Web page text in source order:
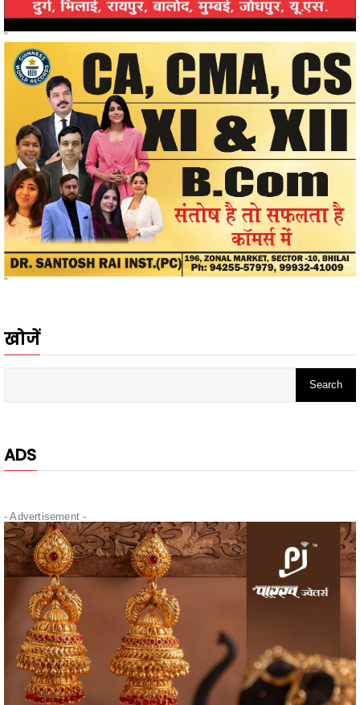
- Advertisement -